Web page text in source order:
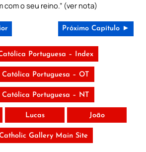
com o seu reino.” (ver nota)
Próximo Capítulo ►
Portuguesa – Index
Católica Portuguesa – OT
Católica Portuguesa – NT
Lucas João
Gallery Main Site